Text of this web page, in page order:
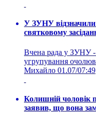
У ЗУНУ відзначили
святковому
Вчена рада у ЗУНУ -
угрупування
Михайло 01.07/07:49
Колишній чоловік
заявив, що вона